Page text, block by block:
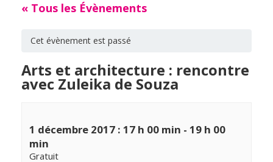
« Tous les Évènements
Cet évènement est passé
Arts et architecture : rencontre
avec Zuleika de Souza
1 décembre 2017 : 17 h 00 min - 19 h 00
min
Gratuit